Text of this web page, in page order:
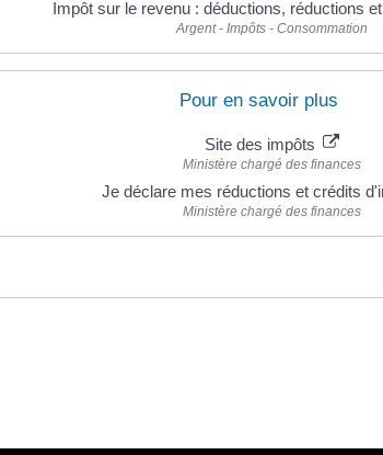
Impôt sur le revenu : déductions, réductions
Argent - Impôts - Consommation
Pour en savoir plus
Site des impôts
Ministère chargé des finances
Je déclare mes réductions et crédits
Ministère chargé des finances